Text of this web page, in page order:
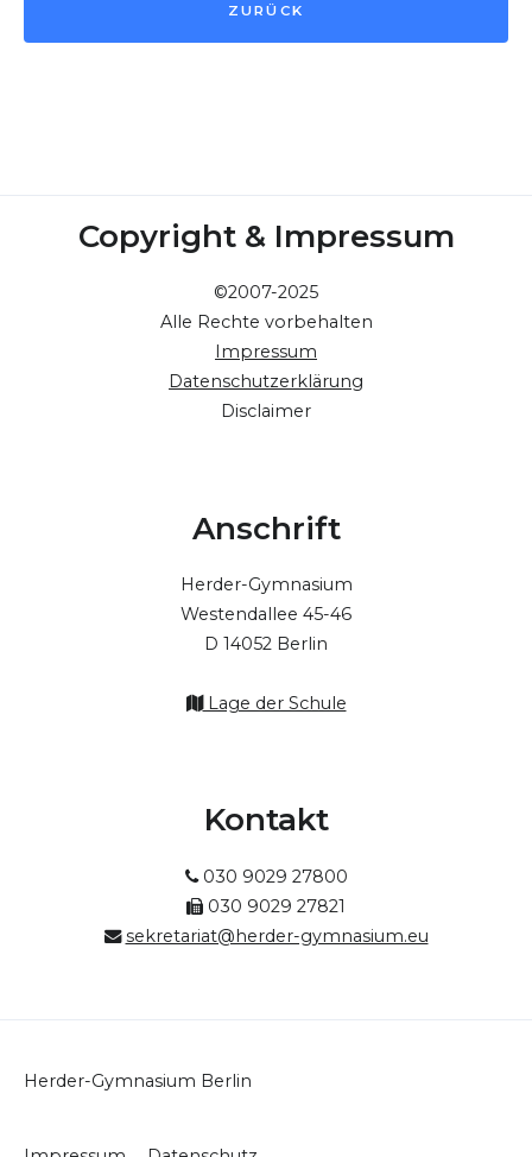
ZURÜCK
Copyright & Impressum
©2007-2025
Alle Rechte vorbehalten
Impressum
Datenschutzerklärung
Disclaimer
Anschrift
Herder-Gymnasium
Westendallee 45-46
D 14052 Berlin
Lage der Schule
Kontakt
030 9029 27800
030 9029 27821
sekretariat@herder-gymnasium.eu
Herder-Gymnasium Berlin